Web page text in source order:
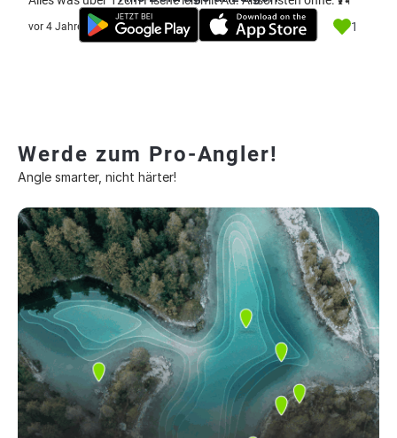
vor 4 Jahre 1
Werde zum Pro-Angler!
Angle smarter, nicht härter!